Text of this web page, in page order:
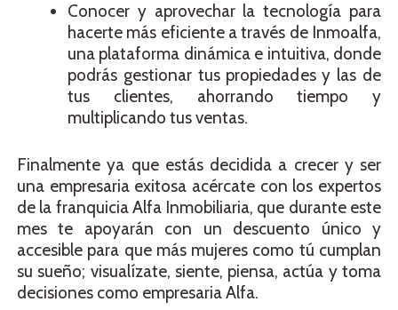
Conocer y aprovechar la tecnología para
hacerte más eficiente a través de Inmoalfa,
una plataforma dinámica e intuitiva, donde
podrás gestionar tus propiedades y las de
tus clientes, ahorrando tiempo y
multiplicando tus ventas.
Finalmente ya que estás decidida a crecer y ser
una empresaria exitosa acércate con los expertos
de la franquicia Alfa Inmobiliaria, que durante este
mes te apoyarán con un descuento único y
accesible para que más mujeres como tú cumplan
su sueño; visualízate, siente, piensa, actúa y toma
decisiones como empresaria Alfa.